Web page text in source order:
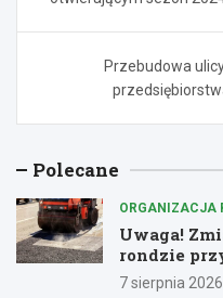
Przebudowa
Polecane
ORGANIZACJA
Uwaga!
rondzie
7 sierpnia 2026